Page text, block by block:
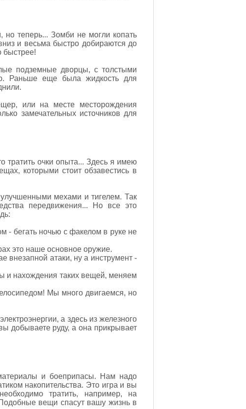
теперь... Зомби не могли копать
и весьма быстро добираются до
быстрее!
подземные дворцы, с толстыми
Раньше еще была жидкость для
или на месте месторождения
замечательных источников для
тратить очки опыта... Здесь я имею
которыми стоит обзавестись в
мехами и тигелем. Так
передвижения... Но все это
- бегать ночью с факелом в руке не
это наше основное оружие.
внезапной атаки, ну а инструмент -
и нахождения таких вещей, меняем
Мы много двигаемся, но
а здесь из железного
добываете руду, а она прикрывает
и боеприпасы. Нам надо
накопительства. Это игра и вы
тратить, например, на
вещи спасут вашу жизнь в